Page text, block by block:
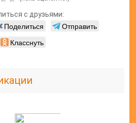
с друзьями:
Поделиться
Отправить
Класснуть